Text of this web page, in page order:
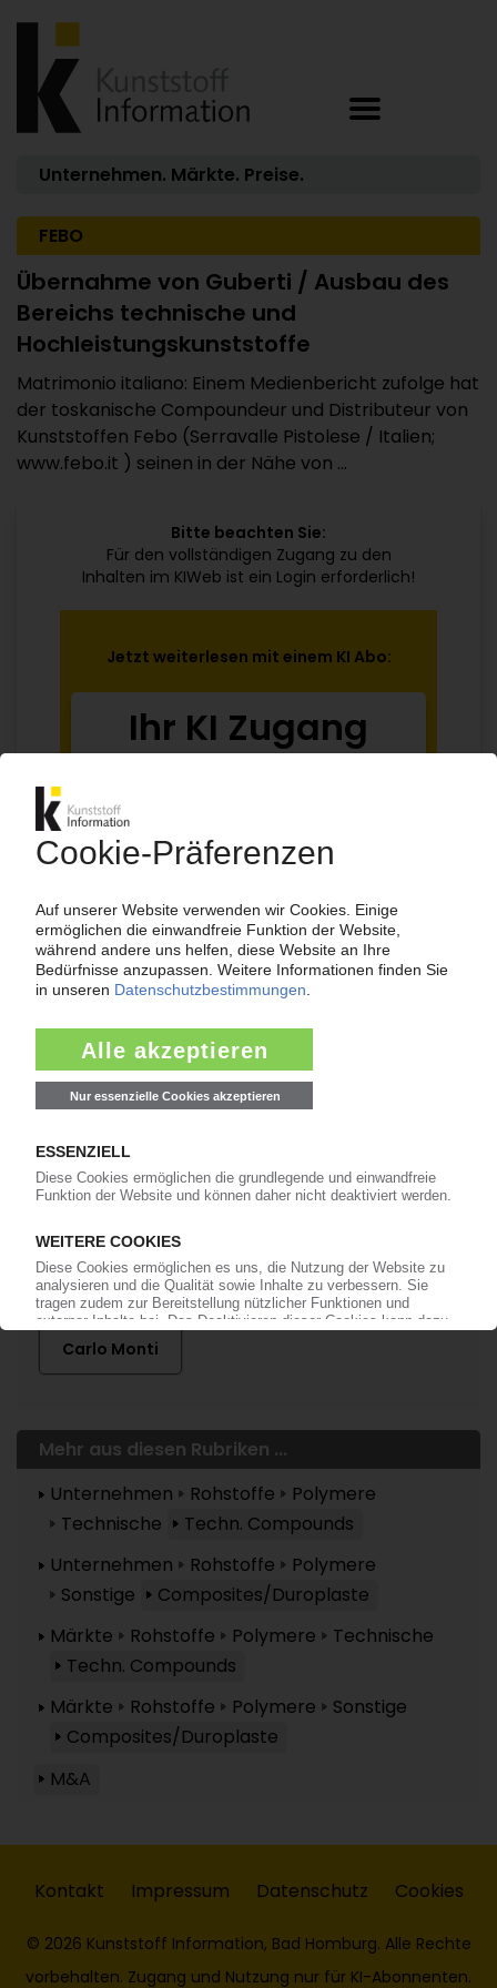
Unternehmen. Märkte. Preise.
FEBO
Übernahme von Guberti / Ausbau des
Bereichs technische und
Hochleistungskunststoffe
Matrimonio italiano: Einem Medienbericht zufolge hat
der toskanische Compoundeur und Distributeur von
Kunststoffen Febo (Serravalle Pistolese / Italien;
www.febo.it ) seinen in der Nähe von ...
Bitte beachten Sie:
Für den vollständigen Zugang zu den
Inhalten im KIWeb ist ein Login erforderlich!
Jetzt weiterlesen mit einem KI Abo:
Ihr KI Zugang
Bereits KI-Abonnent? Jetzt
anmelden!
Febo Guberti Kem One
LyondellBasell Versalis
Carlo Monti
Mehr aus diesen Rubriken ...
Unternehmen
Rohstoffe
Polymere
Technische
Techn. Compounds
Unternehmen
Rohstoffe
Polymere
Sonstige
Composites/Duroplaste
Märkte
Rohstoffe Polymere
Technische
Techn. Compounds
Märkte
Rohstoffe Polymere
Sonstige
Composites/Duroplaste
M&A
Kontakt Impressum Datenschutz Cookies
© 2026 Kunststoff Information, Bad Homburg. Alle Rechte
vorbehalten. Zugang und Nutzung nur für KI-Abonnenten.